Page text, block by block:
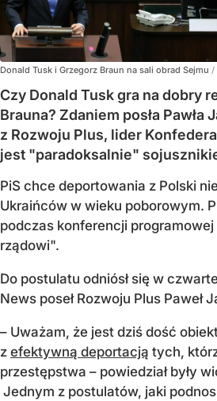
Donald Tusk i Grzegorz Braun na sali obrad Sejmu /
Czy Donald Tusk gra na dobry
Brauna? Zdaniem posła Pawła
z Rozwoju Plus, lider
jest "paradoksalnie"
PiS chce deportowania z Polski
Ukraińców w wieku poborowym.
podczas konferencji
rządowi".
Do postulatu odniósł się w
News poseł Rozwoju Plus Paweł
– Uważam, że jest dziś dość
z efektywną deportacją tych,
przestępstwa – powiedział były
Jednym z postulatów, jaki